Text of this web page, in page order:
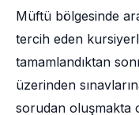
Müftü bölgesinde
tercih eden
tamamlandıktan
üzerinden
sorudan oluşmakta